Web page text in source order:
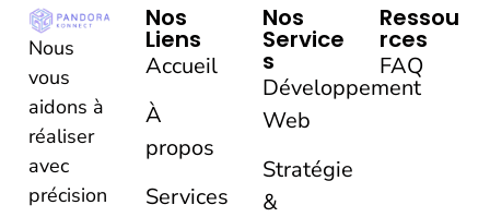
Nous
vous
aidons à
réaliser
avec
précision
Nos
Liens
Accueil
À
propos
Services
Nos
Service
s
Développement
Web
Stratégie
&
Ressou
rces
FAQ